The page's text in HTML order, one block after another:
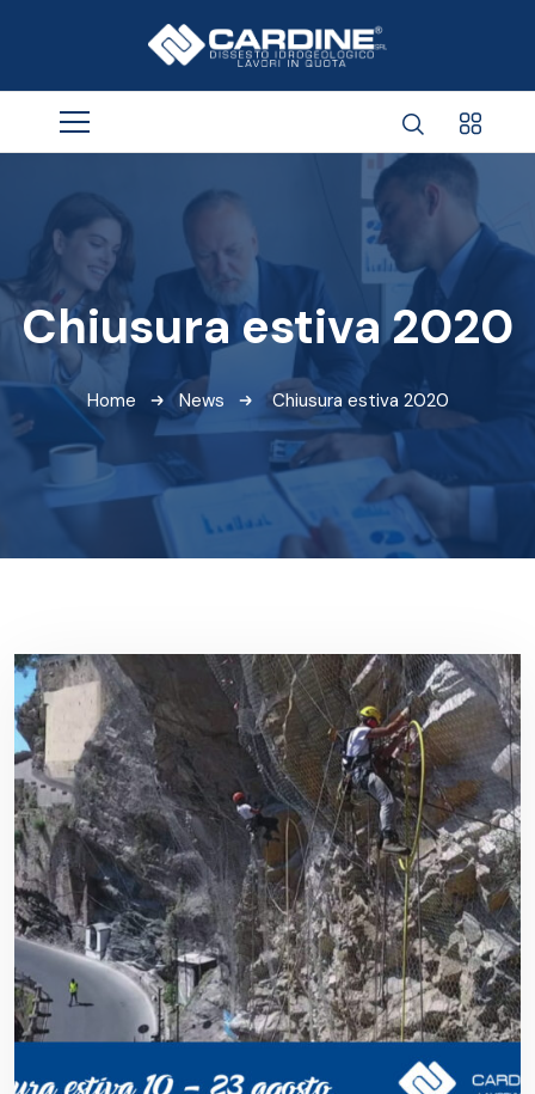
Chiusura estiva 2020
Home News Chiusura estiva 2020